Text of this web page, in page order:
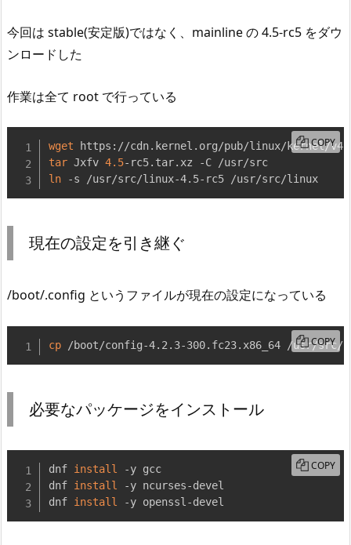
今回は stable(安定版)ではなく、mainline の 4.5-rc5 をダウ
ンロードした
作業は全て root で行っている
wget
tar Jxfv 4.5
ln -s /usr/src/linux-4.5-rc5 /usr/src/linux
COPY
現在の設定を引き継ぐ
/boot/.config というファイルが現在の設定になっている
cp /boot/config-4.2.3-300.fc23.x86_64 /usr/COPY
必要なパッケージをインストール
dnf install
-y gcc
dnf install
-y ncurses-devel
dnf install -y openssl-devel
COPY